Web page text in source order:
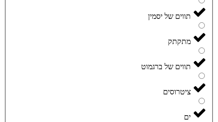
תווים של יסמין
מתקתק
תווים של ברגמוט
ציטרוסים
ים